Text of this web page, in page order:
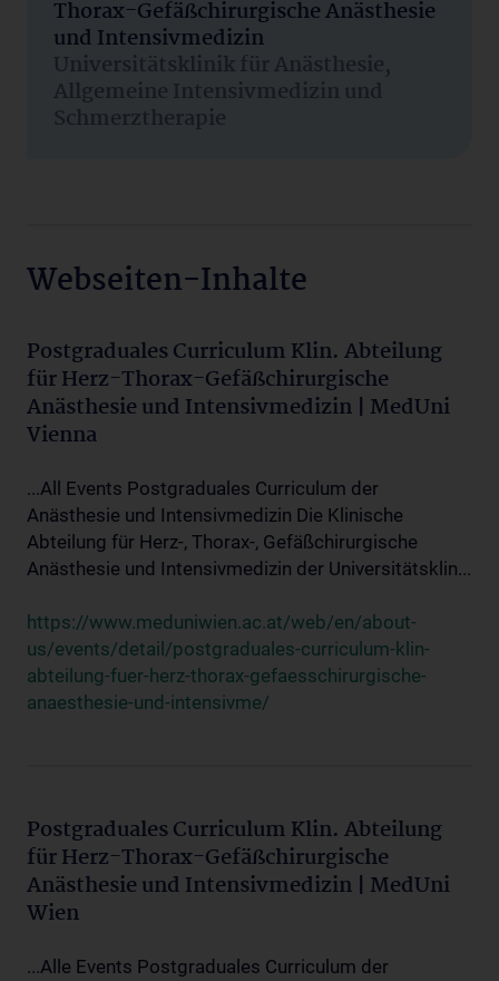
Thorax-Gefäßchirurgische Anästhesie
und Intensivmedizin
Universitätsklinik für Anästhesie,
Allgemeine Intensivmedizin und
Schmerztherapie
Webseiten-Inhalte
Postgraduales Curriculum Klin. Abteilung
für Herz-Thorax-Gefäßchirurgische
Anästhesie und Intensivmedizin | MedUni
Vienna
...All Events Postgraduales Curriculum der
Anästhesie und Intensivmedizin Die Klinische
Abteilung für Herz-, Thorax-, Gefäßchirurgische
Anästhesie und Intensivmedizin der Universitätsklin...
https://www.meduniwien.ac.at/web/en/about-
us/events/detail/postgraduales-curriculum-klin-
abteilung-fuer-herz-thorax-gefaesschirurgische-
anaesthesie-und-intensivme/
Postgraduales Curriculum Klin. Abteilung
für Herz-Thorax-Gefäßchirurgische
Anästhesie und Intensivmedizin | MedUni
Wien
...Alle Events Postgraduales Curriculum der